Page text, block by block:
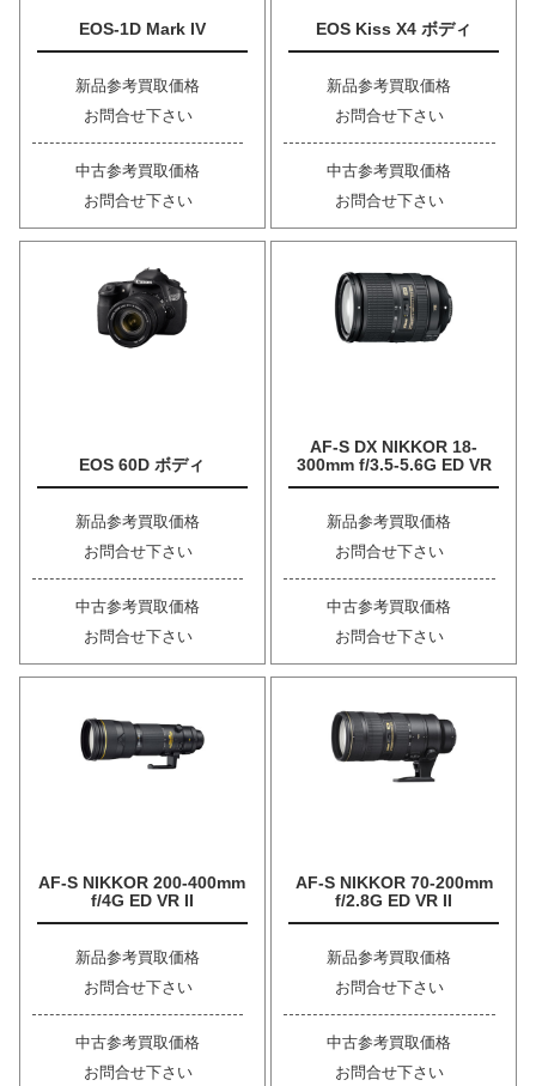
EOS-1D Mark IV
新品参考買取価格
お問合せ下さい
中古参考買取価格
お問合せ下さい
EOS Kiss X4 ボディ
新品参考買取価格
お問合せ下さい
中古参考買取価格
お問合せ下さい
EOS 60D ボディ
新品参考買取価格
お問合せ下さい
中古参考買取価格
お問合せ下さい
AF-S DX NIKKOR 18-
300mm f/3.5-5.6G ED VR
新品参考買取価格
お問合せ下さい
中古参考買取価格
お問合せ下さい
AF-S NIKKOR 200-400mm
f/4G ED VR II
新品参考買取価格
お問合せ下さい
中古参考買取価格
お問合せ下さい
AF-S NIKKOR 70-200mm
f/2.8G ED VR II
新品参考買取価格
お問合せ下さい
中古参考買取価格
お問合せ下さい